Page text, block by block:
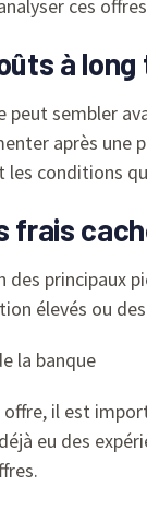
ces
à long
sembler
après une
conditions
frais
des principaux
élevés ou
la banque
il est
eu des